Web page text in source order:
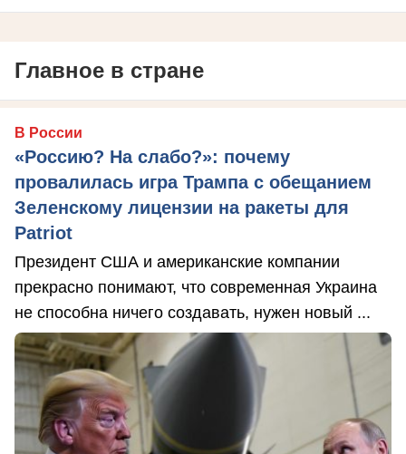
Главное в стране
В России
«Россию? На слабо?»: почему
провалилась игра Трампа с обещанием
Зеленскому лицензии на ракеты для
Patriot
Президент США и американские компании
прекрасно понимают, что современная Украина
не способна ничего создавать, нужен новый ...